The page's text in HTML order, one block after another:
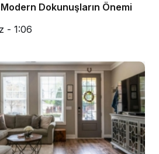
Dokunuşların Önemi
- 1:06